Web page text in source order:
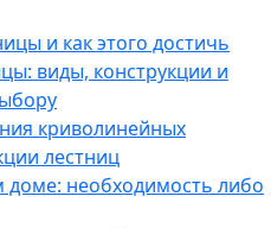
и как этого достичь
виды, конструкции и
криволинейных
лестниц
доме: необходимость либо